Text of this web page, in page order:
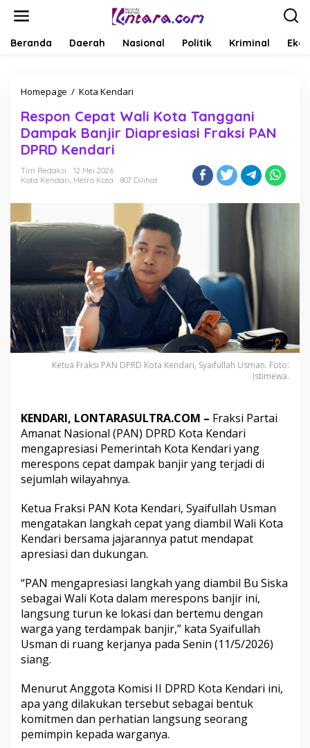
Beranda Daerah Nasional Politik Kriminal
Homepage / Kota Kendari
s
p
o
e
a
W
a
l
i
K
o
t
a
n
g
i
D
a
m
p
B
a
n
j
i
D
i
a
p
r
e
s
i
F
a
Respon Cepat Wali Kota Tanggani
Dampak Banjir Diapresiasi Fraksi PAN
DPRD Kendari
Tim Redaksi
12 Mei 2026
Kota Kendari, Metro Kota 807 Dilihat
Ketua Fraksi PAN DPRD Kota Kendari, Syaifullah Usman. Foto:
Istimewa.
KENDARI, LONTARASULTRA.COM – Fraksi Partai
Amanat Nasional (PAN) DPRD Kota Kendari
mengapresiasi Pemerintah Kota Kendari yang
merespons cepat dampak banjir yang terjadi di
sejumlah wilayahnya.
Ketua Fraksi PAN Kota Kendari, Syaifullah Usman
mengatakan langkah cepat yang diambil Wali Kota
Kendari bersama jajarannya patut mendapat
apresiasi dan dukungan.
“PAN mengapresiasi langkah yang diambil Bu Siska
sebagai Wali Kota dalam merespons banjir ini,
langsung turun ke lokasi dan bertemu dengan
warga yang terdampak banjir,” kata Syaifullah
Usman di ruang kerjanya pada Senin (11/5/2026)
siang.
Menurut Anggota Komisi II DPRD Kota Kendari ini,
apa yang dilakukan tersebut sebagai bentuk
komitmen dan perhatian langsung seorang
pemimpin kepada warganya.